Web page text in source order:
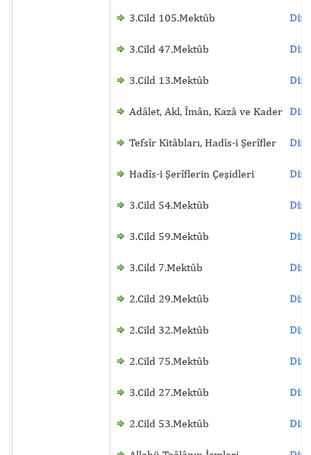
3.Cild 105.Mektûb
3.Cild 47.Mektûb
3.Cild 13.Mektûb
Adâlet, Akl, Îmân, Kazâ ve Kader
Tefsîr Kitâbları, Hadîs-i Şerîfler
Hadîs-i Şerîflerin Çeşidleri
3.Cild 54.Mektûb
3.Cild 59.Mektûb
3.Cild 7.Mektûb
2.Cild 29.Mektûb
2.Cild 32.Mektûb
2.Cild 75.Mektûb
3.Cild 27.Mektûb
2.Cild 53.Mektûb